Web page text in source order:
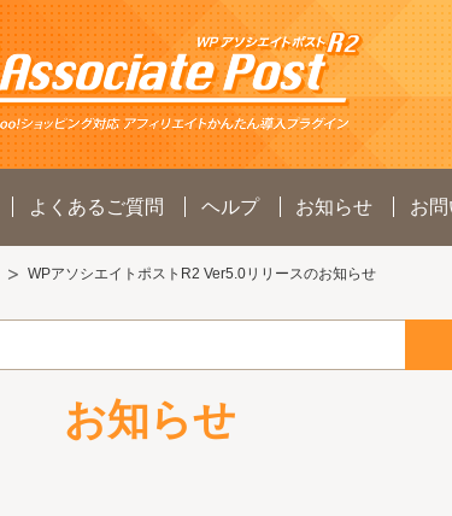
よくあるご質問 ヘルプ お知らせ お
WPアソシエイトポストR2 Ver5.0リリースのお知らせ
お知らせ